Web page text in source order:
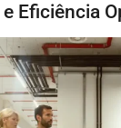
Eficiência